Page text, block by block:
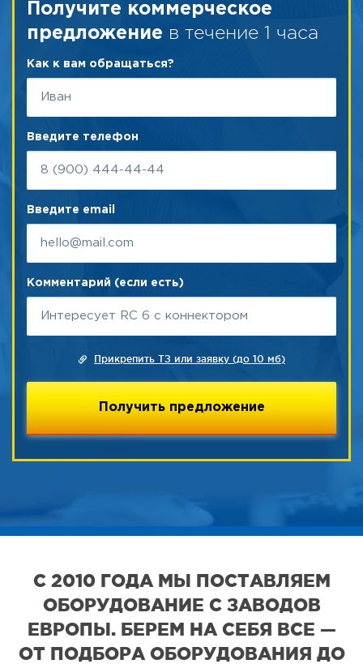
Получите коммерческое
предложение в течение 1 часа
Как к вам обращаться?
Введите телефон
Введите email
Комментарий (если есть)
Прикрепить ТЗ или заявку (до 10 мб)
С 2010 ГОДА МЫ ПОСТАВЛЯЕМ
ОБОРУДОВАНИЕ С ЗАВОДОВ
ЕВРОПЫ. БЕРЕМ НА СЕБЯ ВСЕ —
ОТ ПОДБОРА ОБОРУДОВАНИЯ ДО